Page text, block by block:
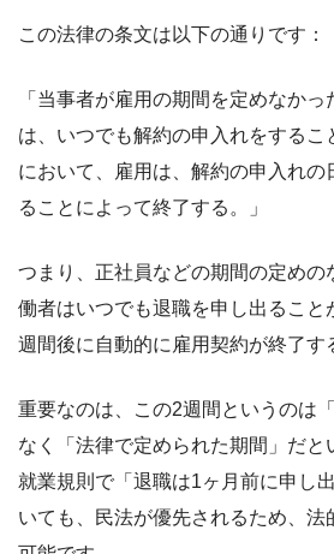
この法律の条文は以下の通りです：
「当事者が雇用の期間を定めなか
は、いつでも解約の申入れをするこ
において、雇用は、解約の申入れの
ることによって終了する。」
つまり、正社員などの期間の定めの
働者はいつでも退職を申し出ること
週間後に自動的に雇用契約が終了す
重要なのは、この2週間というのは
なく「法律で定められた期間」だと
就業規則で「退職は1ヶ月前に申し
いても、民法が優先されるため、法